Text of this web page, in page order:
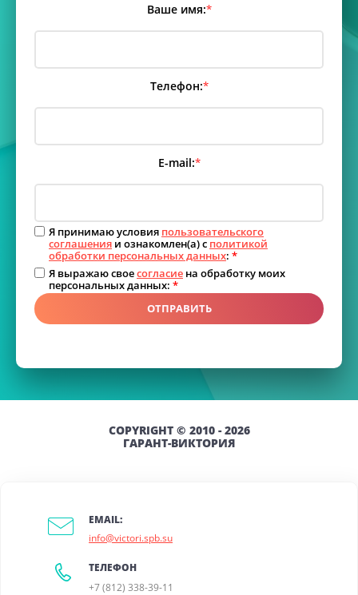
Ваше имя:*
Телефон:*
E-mail:*
Я принимаю условия пользовательского
соглашения и ознакомлен(а) с политикой
обработки персональных данных: *
Я выражаю своесогласие на обработку моих
персональных данных: *
ОТПРАВИТЬ
COPYRIGHT © 2010 - 2026
ГАРАНТ-ВИКТОРИЯ
EMAIL:
info@victori.spb.su
ТЕЛЕФОН
+7 (812) 338-39-11